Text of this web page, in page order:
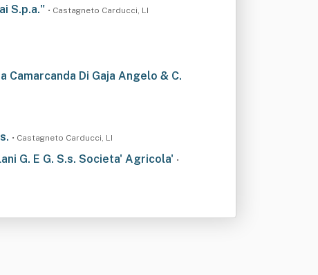
S.p.a." • Castagneto Carducci, LI
Di Gaja Angelo & C.
• Castagneto Carducci, LI
G. E G. S.s. Societa' Agricola' •